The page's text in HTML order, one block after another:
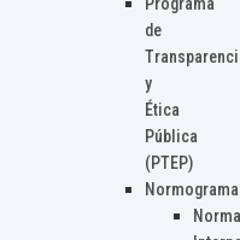
Programa
de
y
Ética
Pública
(PTEP)
Normograma